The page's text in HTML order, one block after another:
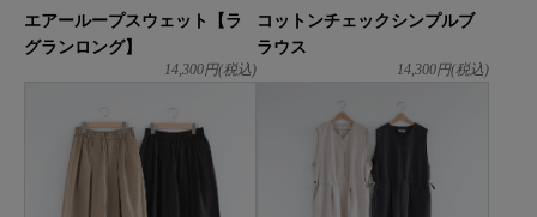
エアーループスウェット【ラ
グランロング】
14,300円(税込)
コットンチェックシンプルブ
ラウス
14,300円(税込)